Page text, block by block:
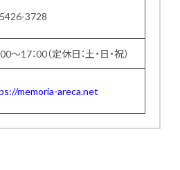
3728
～17：00（定休日：土・日・祝）
memoria-areca.net